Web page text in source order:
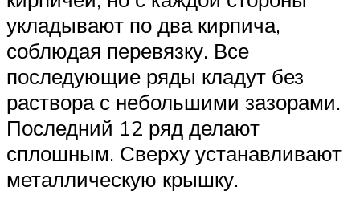
укладывают по два кирпича,
соблюдая перевязку. Все
последующие ряды кладут без
раствора с небольшими зазорами.
Последний 12 ряд делают
сплошным. Сверху устанавливают
металлическую крышку.